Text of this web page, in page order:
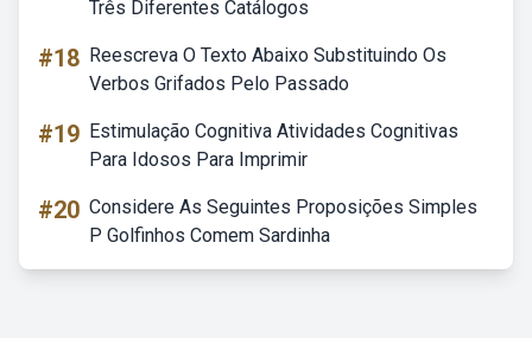
Três Diferentes Catálogos
#18 Reescreva O Texto Abaixo Substituindo Os
Verbos Grifados Pelo Passado
#19 Estimulação Cognitiva Atividades Cognitivas
Para Idosos Para Imprimir
#20 Considere As Seguintes Proposições Simples
P Golfinhos Comem Sardinha